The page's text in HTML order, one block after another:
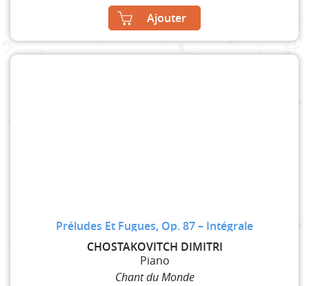
Ajouter
Préludes Et Fugues, Op. 87 – Intégrale
CHOSTAKOVITCH DIMITRI
Piano
Chant du Monde